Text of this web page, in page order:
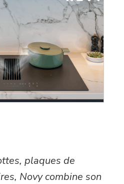
plaques de
Novy combine son